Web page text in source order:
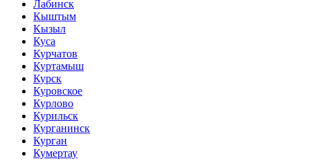
Лабинск
Кыштым
Кызыл
Куса
Курчатов
Куртамыш
Курск
Куровское
Курлово
Курильск
Курганинск
Курган
Кумертау